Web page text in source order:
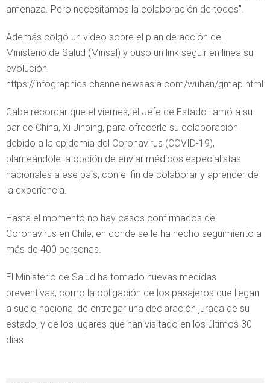
amenaza. Pero necesitamos la colaboración de todos”.
Además colgó un video sobre el plan de acción del
Ministerio de Salud (Minsal) y puso un link seguir en línea su
evolución:
https://infographics.channelnewsasia.com/wuhan/gmap.html
Cabe recordar que el viernes, el Jefe de Estado llamó a su
par de China, Xi Jinping, para ofrecerle su colaboración
debido a la epidemia del Coronavirus (COVID-19),
planteándole la opción de enviar médicos especialistas
nacionales a ese país, con el fin de colaborar y aprender de
la experiencia.
Hasta el momento no hay casos confirmados de
Coronavirus en Chile, en donde se le ha hecho seguimiento a
más de 400 personas.
El Ministerio de Salud ha tomado nuevas medidas
preventivas, como la obligación de los pasajeros que llegan
a suelo nacional de entregar una declaración jurada de su
estado, y de los lugares que han visitado en los últimos 30
días.